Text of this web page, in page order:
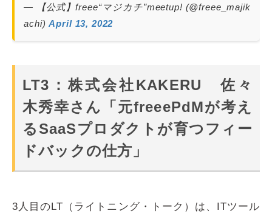
— 【公式】freee“マジカチ”meetup! (@freee_majik
achi)April 13, 2022
LT3：株式会社KAKERU 佐々
木秀幸さん「元freeePdMが考え
るSaaSプロダクトが育つフィー
ドバックの仕方」
3人目のLT（ライトニング・トーク）は、ITツール